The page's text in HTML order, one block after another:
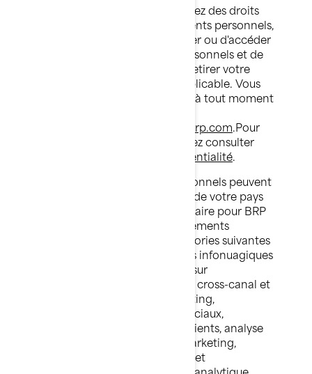
Vous avez des droits
relatifs à vos renseignements personnels,
tels que le droit de corriger ou d'accéder
à vos renseignements personnels et de
refuser de donner ou de retirer votre
consentement, lorsqu'applicable. Vous
pouvez exercer ces droits à tout moment
privacyofficer@brp.com.Pour
plus d'informations, veuillez consulter
politique de confidentialité.
Vos renseignements personnels peuvent
être transférés en dehors de votre pays
de résidence. Il est nécessaire pour BRP
de partager vos renseignements
personnels avec les catégories suivantes
de tierces parties: services infonuagiques
(nuage de données/basé sur
l'informatique), marketing cross-canal et
automatisation du marketing,
plateformes de médias sociaux,
plateforme de données clients, analyse
Web et consultants en marketing,
spécialistes du marketing et